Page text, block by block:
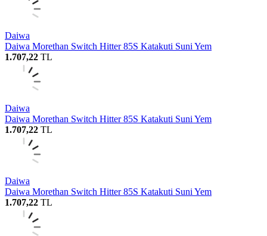
Daiwa
Daiwa Morethan Switch Hitter 85S Katakuti Suni Yem
1.707,22 TL
Daiwa
Daiwa Morethan Switch Hitter 85S Katakuti Suni Yem
1.707,22 TL
Daiwa
Daiwa Morethan Switch Hitter 85S Katakuti Suni Yem
1.707,22 TL